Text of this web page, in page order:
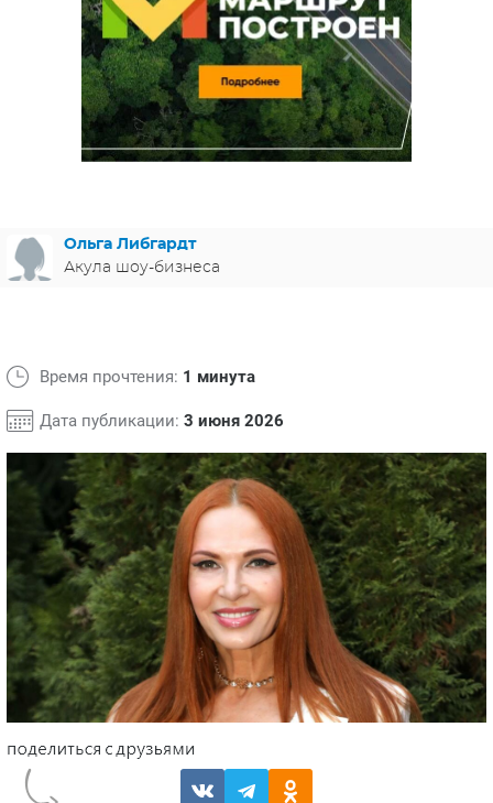
МЕЛОДРАМЫ
ИСПАНИЯ
ФРАНЦИЯ
ГЕРМАНИЯ
СВЕТСКИЕ НОВОСТИ
СПОЙЛЕРЫ ИЗ СЕРИАЛОВ
Ольга Либгардт
Акула шоу-бизнеса
Время прочтения: 1 минута
Дата публикации: 3 июня 2026